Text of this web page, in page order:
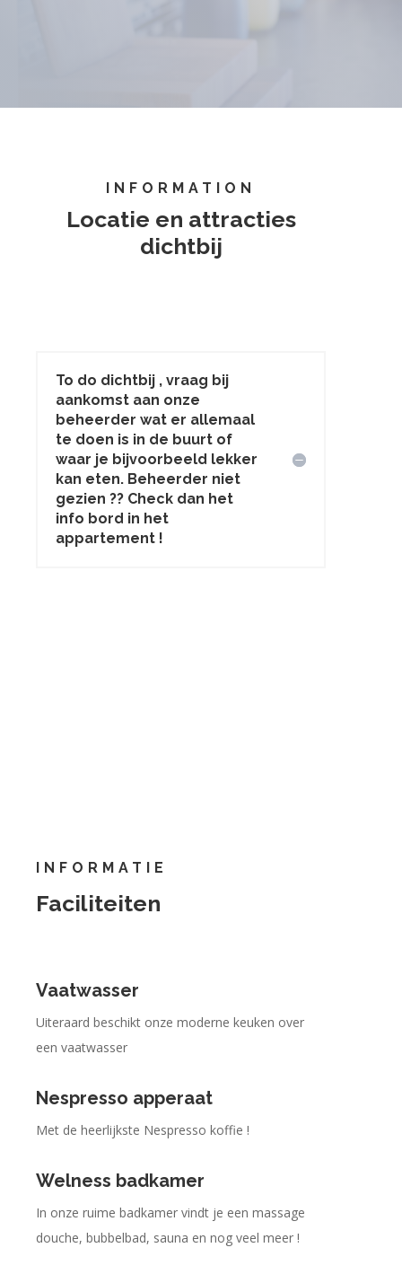
INFORMATION
Locatie en attracties
dichtbij
To do dichtbij , vraag bij
aankomst aan onze
beheerder wat er allemaal
te doen is in de buurt of
waar je bijvoorbeeld lekker
kan eten. Beheerder niet
gezien ?? Check dan het
info bord in het
appartement !
INFORMATIE
Faciliteiten
Vaatwasser
Uiteraard beschikt onze moderne keuken over
een vaatwasser
Nespresso apperaat
Met de heerlijkste Nespresso koffie !
Welness badkamer
In onze ruime badkamer vindt je een massage
douche, bubbelbad, sauna en nog veel meer !